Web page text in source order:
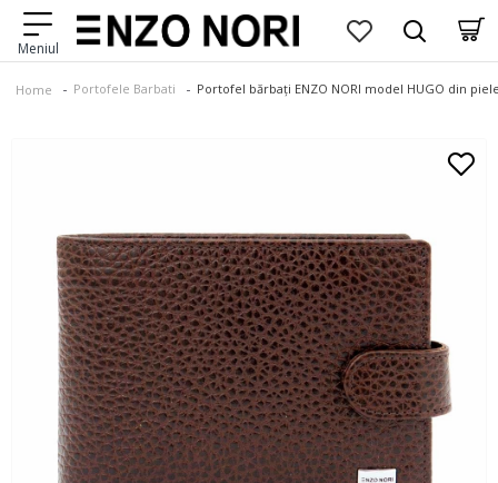
Home Portofele Barbati Portofel bărbați ENZO NORI model HUGO din